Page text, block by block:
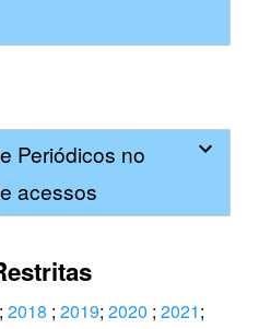
Periódicos no
acessos
; 2018 ; 2019; 2020 ; 2021;